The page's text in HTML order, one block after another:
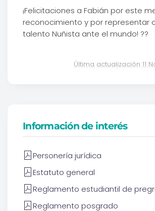
¡Felicitaciones a Fabián por este
reconocimiento y por representar
talento Nuñista ante el mundo! ??
Última actualización 11
Información de interés
Personería jurídica
Estatuto general
Reglamento estudiantil de
Reglamento posgrado